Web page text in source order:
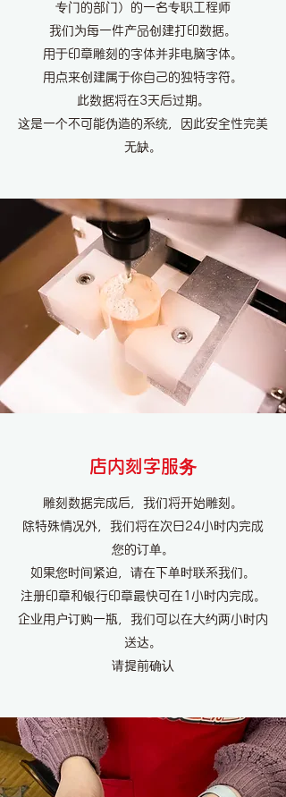
专门的部门）的一名专职工程师
我们为每一件产品创建打印数据。
用于印章雕刻的字体并非电脑字体。
用点来创建属于你自己的独特字符。
此数据将在3天后过期。
这是一个不可能伪造的系统，因此安全性完美
无缺。
店内刻字服务
雕刻数据完成后，我们将开始雕刻。
除特殊情况外，我们将在次日24小时内完成
您的订单。
如果您时间紧迫，请在下单时联系我们。
注册印章和银行印章最快可在1小时内完成。
企业用户订购一瓶，我们可以在大约两小时内
送达。
请提前确认